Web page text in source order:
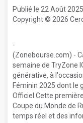
Publié le 22 Août 2025
Copyright © 2026
-
(Zonebourse.com) -
semaine de TryZone
générative, à
Féminin 2025 dont le
Officiel.Cette
Coupe du Monde de
temps réel et des